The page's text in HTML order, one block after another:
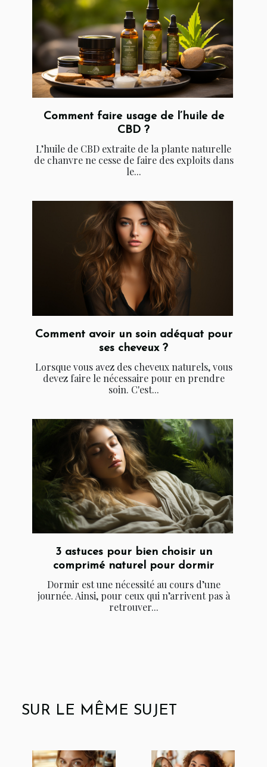
Comment faire usage de l’huile de
CBD ?
L’huile de CBD extraite de la plante naturelle
de chanvre ne cesse de faire des exploits dans
le...
Comment avoir un soin adéquat pour
ses cheveux ?
Lorsque vous avez des cheveux naturels, vous
devez faire le nécessaire pour en prendre
soin. C'est...
3 astuces pour bien choisir un
comprimé naturel pour dormir
Dormir est une nécessité au cours d’une
journée. Ainsi, pour ceux qui n’arrivent pas à
retrouver...
SUR LE MÊME SUJET